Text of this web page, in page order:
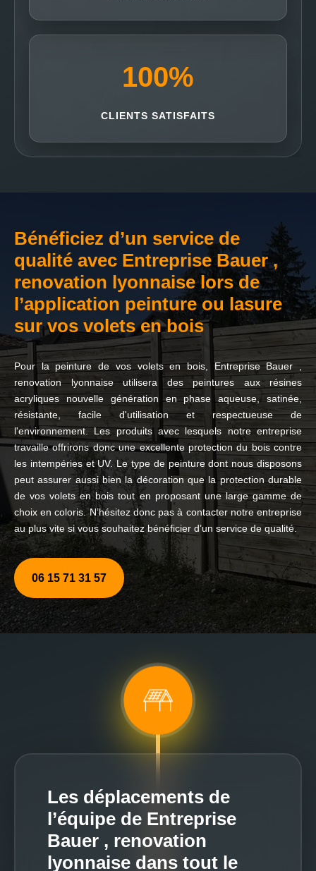
100%
CLIENTS SATISFAITS
Bénéficiez d’un service de
qualité avec Entreprise Bauer ,
renovation lyonnaise lors de
l’application peinture ou lasure
sur vos volets en bois
Pour la peinture de vos volets en bois, Entreprise Bauer ,
renovation lyonnaise utilisera des peintures aux résines
acryliques nouvelle génération en phase aqueuse, satinée,
résistante, facile d'utilisation et respectueuse de
l'environnement. Les produits avec lesquels notre entreprise
travaille offrirons donc une excellente protection du bois contre
les intempéries et UV. Le type de peinture dont nous disposons
peut assurer aussi bien la décoration que la protection durable
de vos volets en bois tout en proposant une large gamme de
choix en coloris. N’hésitez donc pas à contacter notre entreprise
au plus vite si vous souhaitez bénéficier d’un service de qualité.
06 15 71 31 57
Les déplacements de
l’équipe de Entreprise
Bauer , renovation
lyonnaise dans tout le